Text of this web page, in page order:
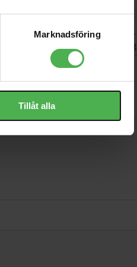
Marknadsföring
Tillåt alla
1290 kr